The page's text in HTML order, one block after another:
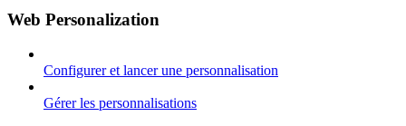
Web Personalization
Configurer et lancer une personnalisation
Gérer les personnalisations